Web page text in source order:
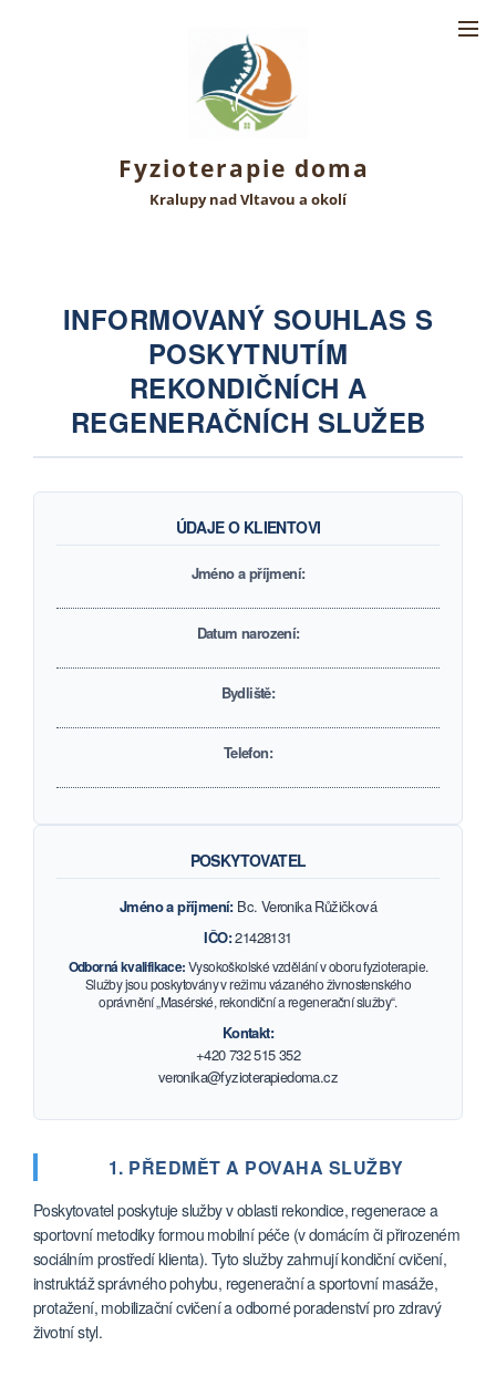
Fyzioterapie doma
Kralupy nad Vltavou a okolí
INFORMOVANÝ SOUHLAS S
POSKYTNUTÍM
REKONDIČNÍCH A
REGENERAČNÍCH SLUŽEB
ÚDAJE O KLIENTOVI
Jméno a příjmení:
Datum narození:
Bydliště:
Telefon:
POSKYTOVATEL
Jméno a příjmení:Bc. Veronika Růžičková
IČO:21428131
Odborná kvalifikace:Vysokoškolské vzdělání v oboru fyzioterapie.
Služby jsou poskytovány v režimu vázaného živnostenského
oprávnění „Masérské, rekondiční a regenerační služby“.
Kontakt:
+420 732 515 352
veronika@fyzioterapiedoma.cz
1. PŘEDMĚT A POVAHA SLUŽBY
Poskytovatel poskytuje služby v oblasti rekondice, regenerace a
sportovní metodiky formou mobilní péče (v domácím či přirozeném
sociálním prostředí klienta). Tyto služby zahrnují kondiční cvičení,
instruktáž správného pohybu, regenerační a sportovní masáže,
protažení, mobilizační cvičení a odborné poradenství pro zdravý
životní styl.